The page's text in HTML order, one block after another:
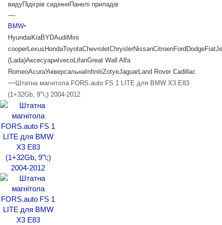
видуПідігрів сидінняПанелі приладів
—
BMW
Hyundai KiaBYDAudi Mini
cooperLexus HondaToyotaChevroletChryslerNissanCitroenFord DodgeFiat
(Lada)Аксесуари IvecoLifanGreat Wall Alfa
RomeoAcuraУніверсальнаInfinitiZotyeJaguarLand Rover Cadillac
—Штатна магнітола FORS.auto FS 1 LITE для BMW X3 E83
(1+32Gb, 9"\;) 2004-2012